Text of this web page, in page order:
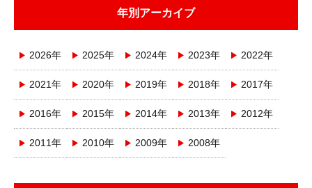
年別アーカイブ
2026年 2025年 2024年 2023年 2022年
2021年 2020年 2019年 2018年 2017年
2016年 2015年 2014年 2013年 2012年
2011年 2010年 2009年 2008年